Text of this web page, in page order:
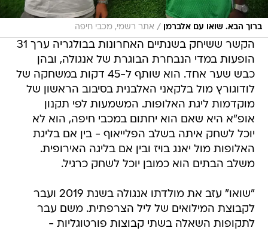
ברוך הבא. שואו עם אלברמן / אתר רשמי, מכבי חיפה
הקשר ששיחק בשנתיים האחרונות בבולגריה ערך 31
הופעות במדי הנבחרת הבוגרת של אנגולה, ובהן
כבש שער אחד. הוא שותף ל-45 דקות במשחקה של
לודוגורץ מול בלקאני האלבנית בסיבוב הראשון של
מוקדמות ליגת האלופות. המשמעות לפי תקנון
אופ"א היא שאם הוא יחתום במכבי חיפה, הוא לא
יוכל לשחק איתה בשלב הפלייאוף - בין אם בליגת
האלופות מול יאנג בויז ובין אם בליגה האירופית.
משלב הבתים הוא כמובן יוכל לשחק כרגיל.
"שואו" עזב את מולדתו אנגולה בשנת 2019 ועבר
לקבוצת המילואים של ליל הצרפתית. משם עבר
לתקופות השאלה בשתי קבוצות פורטוגליות -